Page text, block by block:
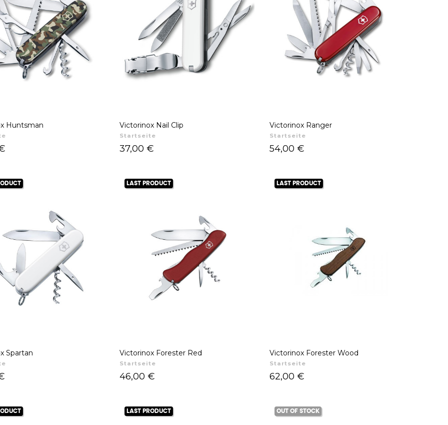
Huntsman Victorinox Nail Clip
Startseite
Preis
37,00 €
Victorinox Ranger
Startseite
Preis
54,00 €
Spartan
LAST PRODUCT
Victorinox Forester Red
Startseite
Preis
46,00 €
LAST PRODUCT
Victorinox Forester Wood
Startseite
Preis
62,00 €
LAST PRODUCT OUT OF STOCK